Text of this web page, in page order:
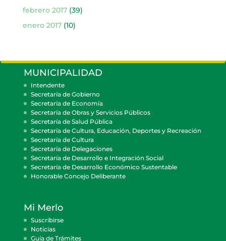
febrero 2017(39)
enero 2017(10)
MUNICIPALIDAD
Intendente
Secretaría de Gobierno
Secretaría de Economía
Secretaría de Obras y Servicios Públicos
Secretaría de Salud Pública
Secretaría de Cultura, Educación, Deportes y Recreación
Secretaría de Cultura
Secretaría de Delegaciones
Secretaría de Desarrollo e Integración Social
Secretaría de Desarrollo Económico Sustentable
Honorable Concejo Deliberante
Mi Merlo
Suscribirse
Noticias
Guía de Trámites